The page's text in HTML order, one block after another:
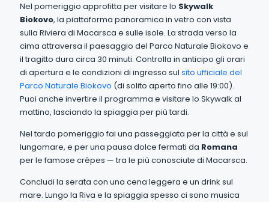
Nel pomeriggio approfitta per visitare lo Skywalk
Biokovo, la piattaforma panoramica in vetro con vista
sulla Riviera di Macarsca e sulle isole. La strada verso la
cima attraversa il paesaggio del Parco Naturale Biokovo e
il tragitto dura circa 30 minuti. Controlla in anticipo gli orari
di apertura e le condizioni di ingresso sul sito ufficiale del
Parco Naturale Biokovo (di solito aperto fino alle 19:00).
Puoi anche invertire il programma e visitare lo Skywalk al
mattino, lasciando la spiaggia per più tardi.
Nel tardo pomeriggio fai una passeggiata per la città e sul
lungomare, e per una pausa dolce fermati da Romana
per le famose crêpes — tra le più conosciute di Macarsca.
Concludi la serata con una cena leggera e un drink sul
mare. Lungo la Riva e la spiaggia spesso ci sono musica